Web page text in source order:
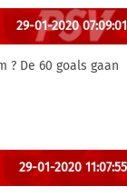
29-01-2020 07:09:01
? De 60 goals gaan
29-01-2020 11:07:55